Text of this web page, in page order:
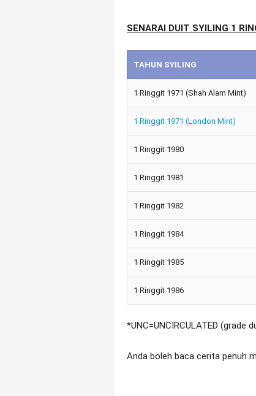
SENARAI DUIT SYILING 1
TAHUN SYILING
1 Ringgit 1971 (Shah Alam Mint)
1 Ringgit 1971 (London Mint)
1 Ringgit 1980
1 Ringgit 1981
1 Ringgit 1982
1 Ringgit 1984
1 Ringgit 1985
1 Ringgit 1986
*UNC=UNCIRCULATED (grade
Anda boleh baca cerita penuh